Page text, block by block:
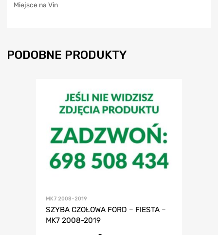
Miejsce na Vin
PODOBNE PRODUKTY
MK7 2008-2019
SZYBA CZOŁOWA FORD – FIESTA –
MK7 2008-2019